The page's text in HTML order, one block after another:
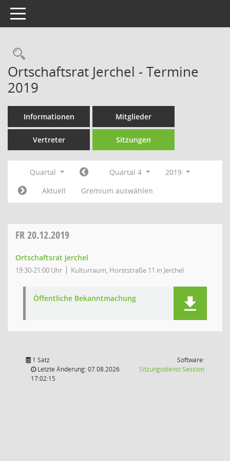
Toggle navigation
Rechercheauswahl
Ortschaftsrat Jerchel - Termine
2019
Informationen Mitglieder
Vertreter Sitzungen
Quartal Quartal 4
2019
Aktuell
Gremium auswählen
FR20.12.2019
Ortschaftsrat Jerchel
19:30-21:00 Uhr Kulturraum, Horststraße 11 in Jerchel
Öffentliche Bekanntmachung
1 Satz
Letzte Änderung: 07.08.2026
17:02:15
Software:
SitzungsdienstSession(Wird in